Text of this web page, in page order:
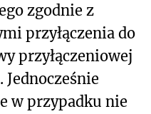
zgodnie z
przyłączenia do
przyłączeniowej
w przypadku nie